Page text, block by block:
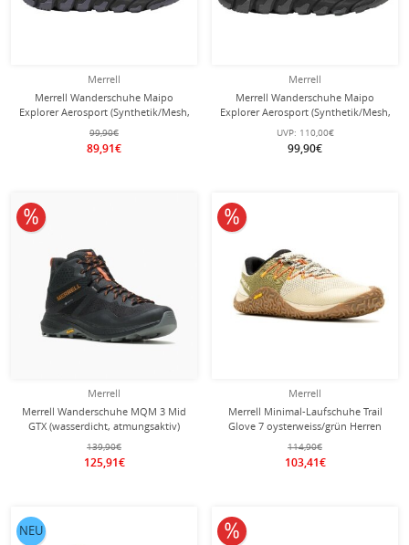
Merrell
Merrell Wanderschuhe Maipo
Explorer Aerosport (Synthetik/Mesh,
atmungsaktiv) indigoblau/schwarz
Herren
99,90€
89,91€
Merrell
Merrell Wanderschuhe Maipo
Explorer Aerosport (Synthetik/Mesh,
atmungsaktiv) schwarz Herren
UVP: 110,00€
99,90€
Merrell
Merrell Wanderschuhe MQM 3 Mid
GTX (wasserdicht, atmungsaktiv)
schwarz Herren
139,90€
125,91€
10% reduziert
Merrell
Merrell Minimal-Laufschuhe Trail
Glove 7 oysterweiss/grün Herren
114,90€
103,41€
10% reduziert
NEU 10% reduziert